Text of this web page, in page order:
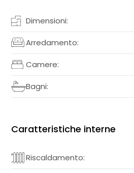
Dimensioni:
Arredamento:
Camere:
Bagni:
Caratteristiche interne
Riscaldamento: